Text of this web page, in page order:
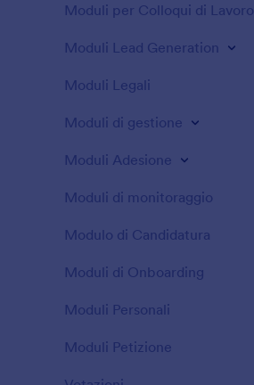
Moduli per Colloqui di Lavoro
Moduli Lead Generation
Moduli Legali
Moduli di gestione
Moduli Adesione
Moduli di monitoraggio
Modulo di Candidatura
Moduli di Onboarding
Moduli Personali
Moduli Petizione